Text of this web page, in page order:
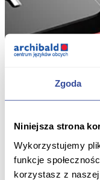
Zgoda
Niniejsza strona
Wykorzystujemy
funkcje
korzystasz z